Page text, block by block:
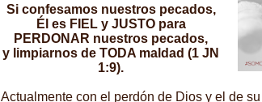
Si confesamos nuestros pecados,
Él es FIEL y JUSTO para
PERDONAR nuestros pecados,
y limpiarnos de TODA maldad (1 JN
1:9).
Actualmente con el perdón de Dios y el de